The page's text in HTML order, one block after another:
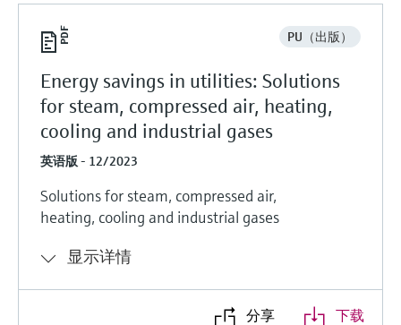
PU（出版）
Energy savings in utilities: Solutions
for steam, compressed air, heating,
cooling and industrial gases
英语版 - 12/2023
Solutions for steam, compressed air,
heating, cooling and industrial gases
显示详情
分享 下载